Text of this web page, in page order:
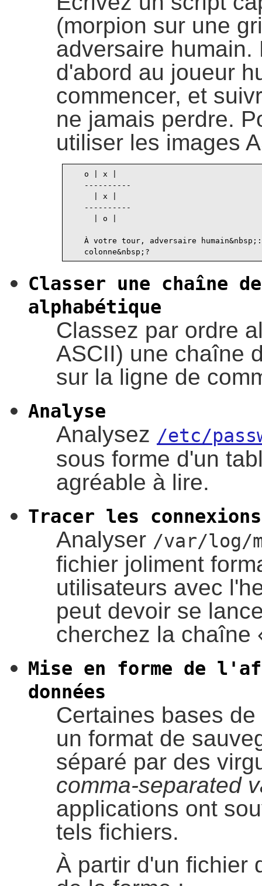
(morpion sur une
adversaire
d'abord au joueur
commencer, et
ne jamais perdre.
utiliser les images
   o | x |
   ----------
     | x |
   ----------
     | o |
À votre tour, adversaire
Classer une chaîne
alphabétique
Classez par ordre
ASCII) une chaîne
sur la ligne de
Analyse
Analysez /etc/
sous forme d'un
agréable à lire.
Tracer les connexions
Analyser /var/log/
fichier joliment
utilisateurs avec
peut devoir se
cherchez la chaîne
Mise en forme de
données
Certaines bases
un format de
séparé par des
comma-separated
applications ont
tels fichiers.
À partir d'un fichier